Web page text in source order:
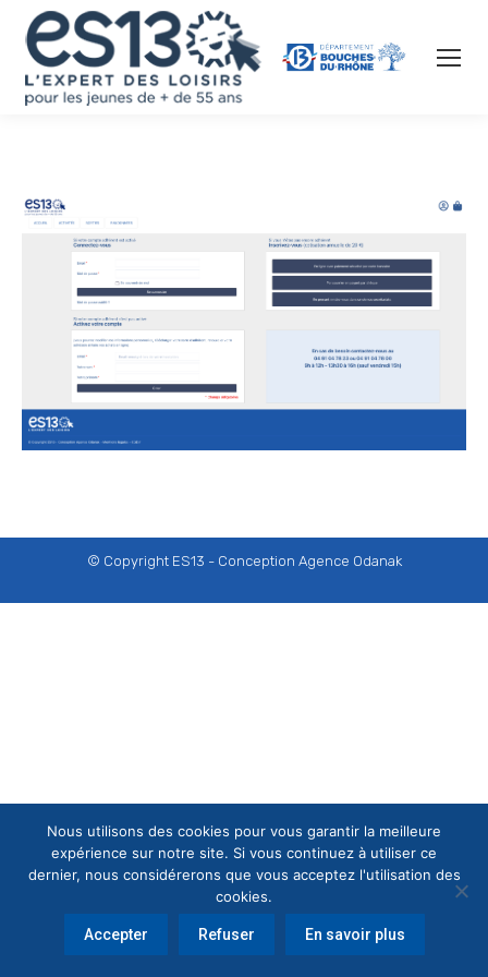
© Copyright ES13 - Conception Agence Odanak
Nous utilisons des cookies pour vous garantir la meilleure
expérience sur notre site. Si vous continuez à utiliser ce
dernier, nous considérerons que vous acceptez l'utilisation des
cookies.
Accepter Refuser En savoir plus